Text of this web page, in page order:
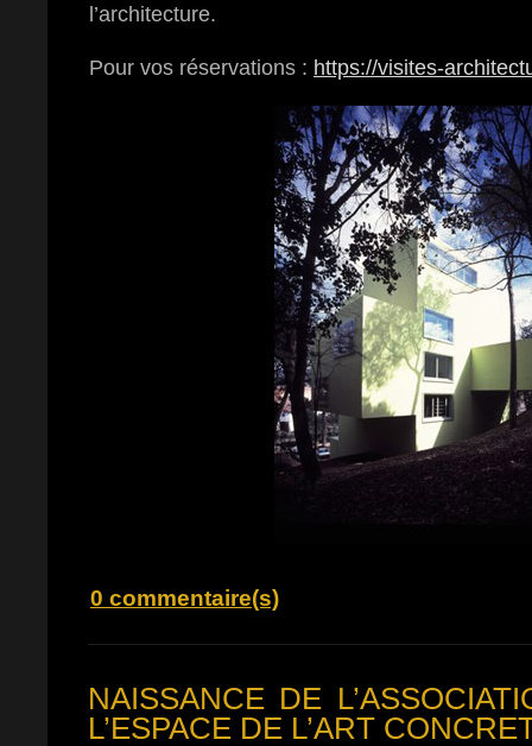
l’architecture.
Pour vos réservations : https://visites-
0 commentaire(s)
NAISSANCE DE
L’ESPACE DE L’ART